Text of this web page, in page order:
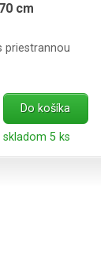
cm
priestrannou
Do košíka
skladom 5 ks